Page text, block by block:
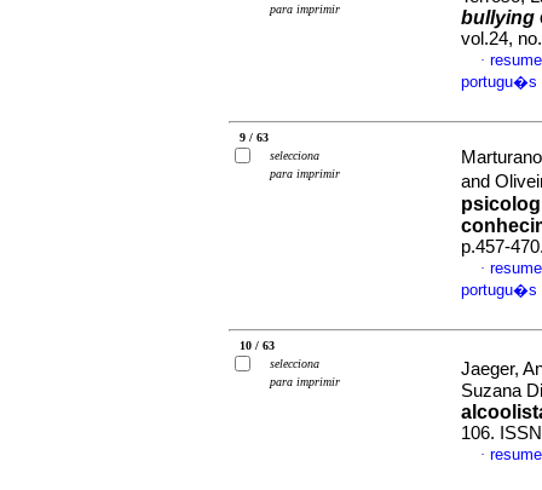
para imprimir
bullying
vol.24,
·
portugu�s
9 / 63
selecciona
para imprimir
and
p.457-
·
portugu�s
10 / 63
selecciona
para imprimir
Jaeger,
Suzana
106.
·